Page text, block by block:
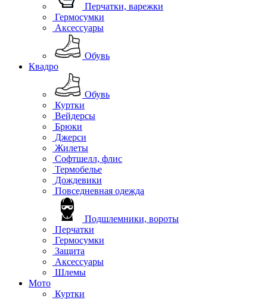
Перчатки, варежки
Гермосумки
Аксессуары
Обувь
Квадро
Обувь
Куртки
Вейдерсы
Брюки
Джерси
Жилеты
Софтшелл, флис
Термобелье
Дождевики
Повседневная одежда
Подшлемники, вороты
Перчатки
Гермосумки
Защита
Аксессуары
Шлемы
Мото
Куртки